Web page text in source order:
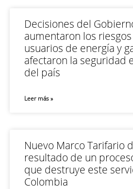
Decisiones del
aumentaron los
usuarios de energía y
afectaron la seguridad
del país
Leer más »
Nuevo Marco Tarifario
resultado de un
que destruye este
Colombia